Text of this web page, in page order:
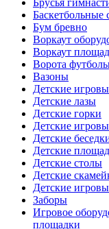
Бум бревно
Воркаут
Воркаут
Ворота
Вазоны
Детские
Детские лазы
Детские горки
Детские
Детские
Детские
Детские столы
Детские
Детские
Заборы
Игровое
площадки